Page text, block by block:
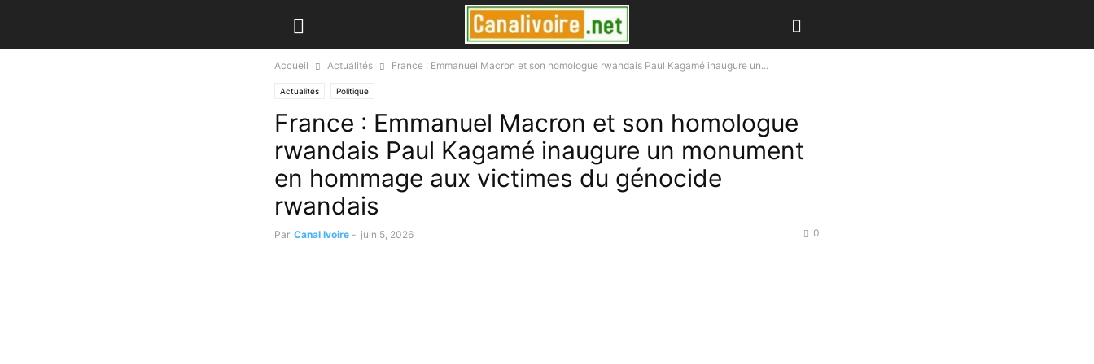
Accueil Actualités France : Emmanuel Macron et son homologue rwandais Paul Kagamé inaugure un...
Actualités Politique
France : Emmanuel Macron et son homologue
rwandais Paul Kagamé inaugure un monument
en hommage aux victimes du génocide
rwandais
Par Canal Ivoire - juin 5, 2026 0